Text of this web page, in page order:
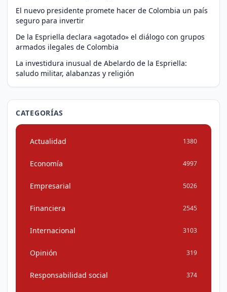
El nuevo presidente promete hacer de Colombia un país
seguro para invertir
De la Espriella declara «agotado» el diálogo con grupos
armados ilegales de Colombia
La investidura inusual de Abelardo de la Espriella:
saludo militar, alabanzas y religión
CATEGORÍAS
Actualidad 1380
Economía 4997
Empresarial 5026
Financiera 2545
Internacional 3103
Opinión 319
Responsabilidad social 374